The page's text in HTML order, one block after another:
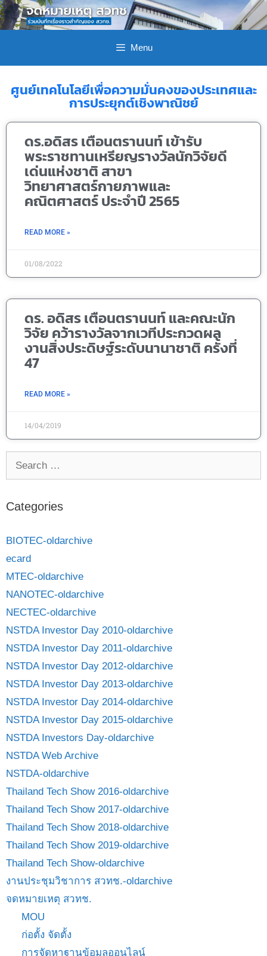
Menu
ศูนย์เทคโนโลยีเพื่อความมั่นคงของประเทศและ
การประยุกต์เชิงพาณิชย์
ดร.อดิสร เตือนตรานนท์ เข้ารับ
พระราชทานเหรียญรางวัลนักวิจัยดี
เด่นแห่งชาติ สาขา
วิทยาศาสตร์กายภาพและ
คณิตศาสตร์ ประจำปี 2565
READ MORE »
01/08/2022
ดร. อดิสร เตือนตรานนท์ และคณะนัก
วิจัย คว้ารางวัลจากเวทีประกวดผล
งานสิ่งประดิษฐ์ระดับนานาชาติ ครั้งที่
47
READ MORE »
14/04/2019
Categories
BIOTEC-oldarchive
ecard
MTEC-oldarchive
NANOTEC-oldarchive
NECTEC-oldarchive
NSTDA Investor Day 2010-oldarchive
NSTDA Investor Day 2011-oldarchive
NSTDA Investor Day 2012-oldarchive
NSTDA Investor Day 2013-oldarchive
NSTDA Investor Day 2014-oldarchive
NSTDA Investor Day 2015-oldarchive
NSTDA Investors Day-oldarchive
NSTDA Web Archive
NSTDA-oldarchive
Thailand Tech Show 2016-oldarchive
Thailand Tech Show 2017-oldarchive
Thailand Tech Show 2018-oldarchive
Thailand Tech Show 2019-oldarchive
Thailand Tech Show-oldarchive
งานประชุมวิชาการ สวทช.-oldarchive
จดหมายเหตุ สวทช.
MOU
ก่อตั้ง จัดตั้ง
การจัดหาฐานข้อมูลออนไลน์